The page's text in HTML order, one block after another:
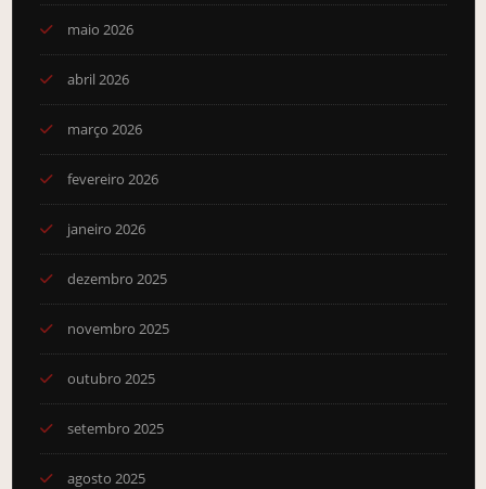
maio 2026
abril 2026
março 2026
fevereiro 2026
janeiro 2026
dezembro 2025
novembro 2025
outubro 2025
setembro 2025
agosto 2025